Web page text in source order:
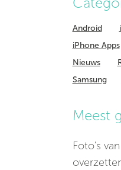
Android
iPhone Apps
Nieuws
Samsung
Meest
Foto's